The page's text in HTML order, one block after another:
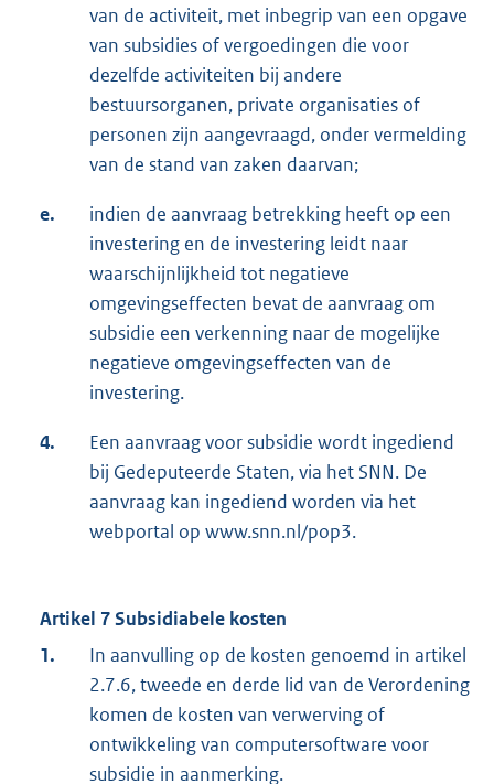
van de activiteit, met inbegrip van een opgave
van subsidies of vergoedingen die voor
dezelfde activiteiten bij andere
bestuursorganen, private organisaties of
personen zijn aangevraagd, onder vermelding
van de stand van zaken daarvan;
e.
indien de aanvraag betrekking heeft op een
investering en de investering leidt naar
waarschijnlijkheid tot negatieve
omgevingseffecten bevat de aanvraag om
subsidie een verkenning naar de mogelijke
negatieve omgevingseffecten van de
investering.
4.
Een aanvraag voor subsidie wordt ingediend
bij Gedeputeerde Staten, via het SNN. De
aanvraag kan ingediend worden via het
webportal op www.snn.nl/pop3.
Artikel 7 Subsidiabele kosten
1.
In aanvulling op de kosten genoemd in artikel
2.7.6, tweede en derde lid van de Verordening
komen de kosten van verwerving of
ontwikkeling van computersoftware voor
subsidie in aanmerking.